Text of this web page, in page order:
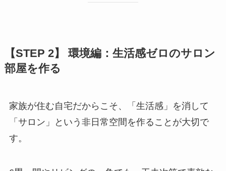
【STEP 2】 環境編：生活感ゼロのサロン
部屋を作る
家族が住む自宅だからこそ、「生活感」を消して
「サロン」という非日常空間を作ることが大切で
す。